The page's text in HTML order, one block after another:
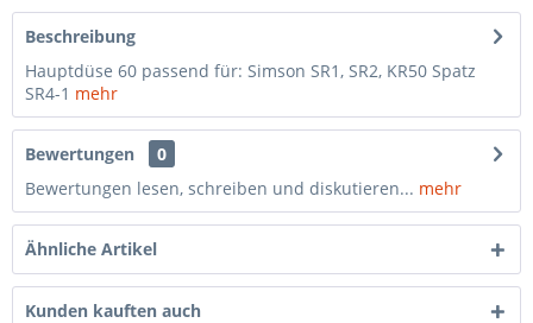
Beschreibung
Hauptdüse 60 passend für: Simson SR1, SR2, KR50 Spatz
SR4-1 mehr
Bewertungen
0
Bewertungen lesen, schreiben und diskutieren... mehr
Ähnliche Artikel
Kunden kauften auch